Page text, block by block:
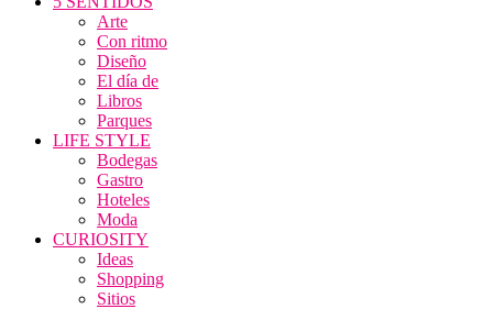
Arte
Con ritmo
Diseño
El día de
Libros
Parques
LIFE STYLE
Bodegas
Gastro
Hoteles
Moda
CURIOSITY
Ideas
Shopping
Sitios